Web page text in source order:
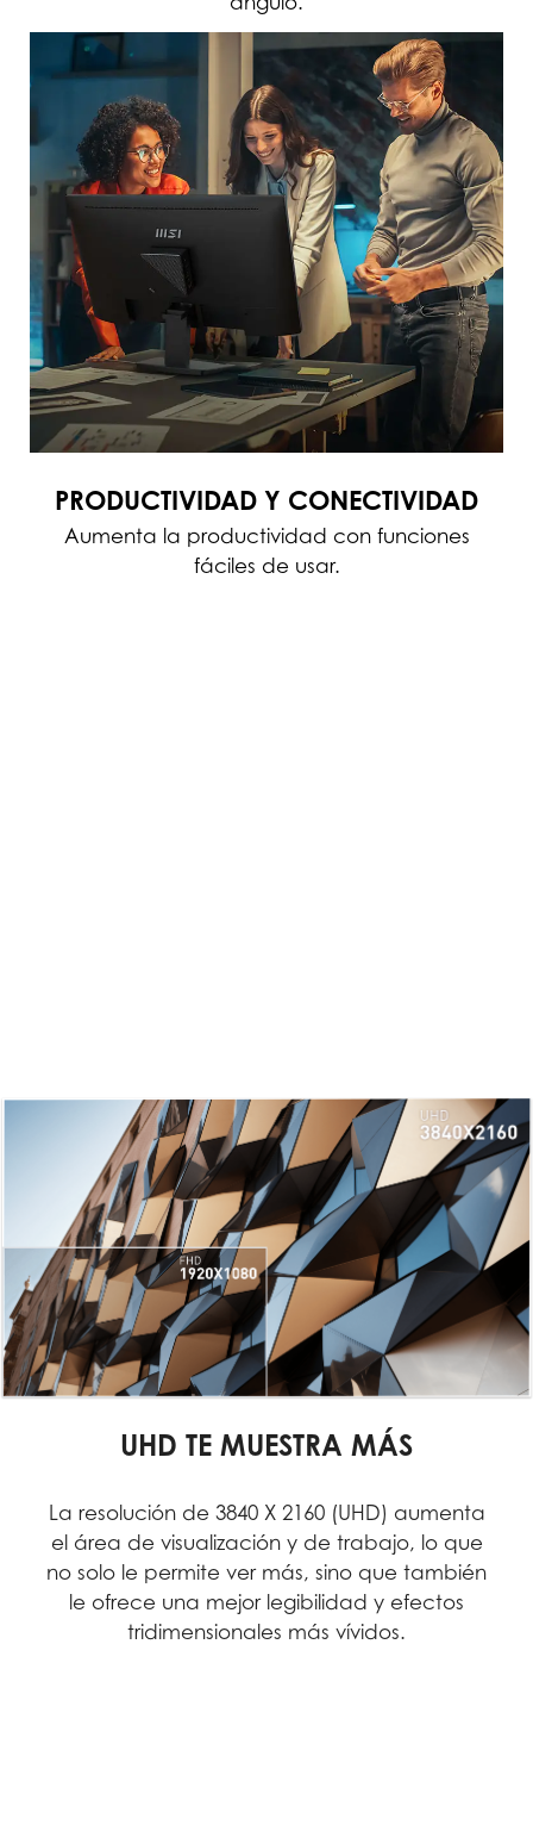
PRODUCTIVIDAD Y CONECTIVIDAD
Aumenta la productividad con funciones
fáciles de usar.
UHD TE MUESTRA MÁS
La resolución de 3840 X 2160 (UHD) aumenta
el área de visualización y de trabajo, lo que
no solo le permite ver más, sino que también
le ofrece una mejor legibilidad y efectos
tridimensionales más vívidos.